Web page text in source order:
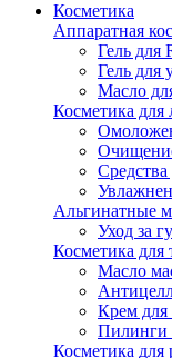
Косметика
Аппаратная
Гель для
Гель для
Масло
Косметика для
Альгинатные
Уход за
Косметика для
Масло
Крем для
Пилинги
Косметика для